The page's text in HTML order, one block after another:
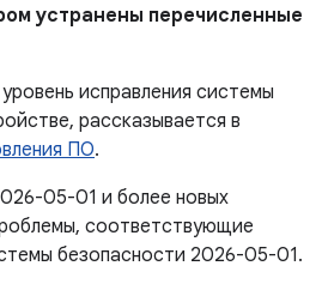
устранены перечисленные
исправления системы
рассказывается в
ПО.
05-01 и более новых
соответствующие
безопасности 2026-05-01.